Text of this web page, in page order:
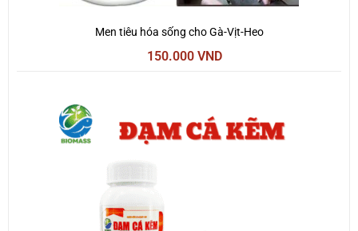
Men tiêu hóa sống cho Gà-Vịt-Heo
150.000 VND